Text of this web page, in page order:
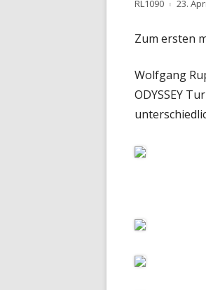
Autor
RL1090 23.
Zum ersten
Wolfgang
ODYSSEY